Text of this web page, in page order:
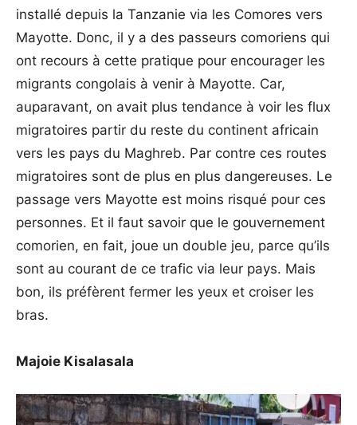
installé depuis la Tanzanie via les Comores vers
Mayotte. Donc, il y a des passeurs comoriens qui
ont recours à cette pratique pour encourager les
migrants congolais à venir à Mayotte. Car,
auparavant, on avait plus tendance à voir les flux
migratoires partir du reste du continent africain
vers les pays du Maghreb. Par contre ces routes
migratoires sont de plus en plus dangereuses. Le
passage vers Mayotte est moins risqué pour ces
personnes. Et il faut savoir que le gouvernement
comorien, en fait, joue un double jeu, parce qu’ils
sont au courant de ce trafic via leur pays. Mais
bon, ils préfèrent fermer les yeux et croiser les
bras.
Majoie Kisalasala